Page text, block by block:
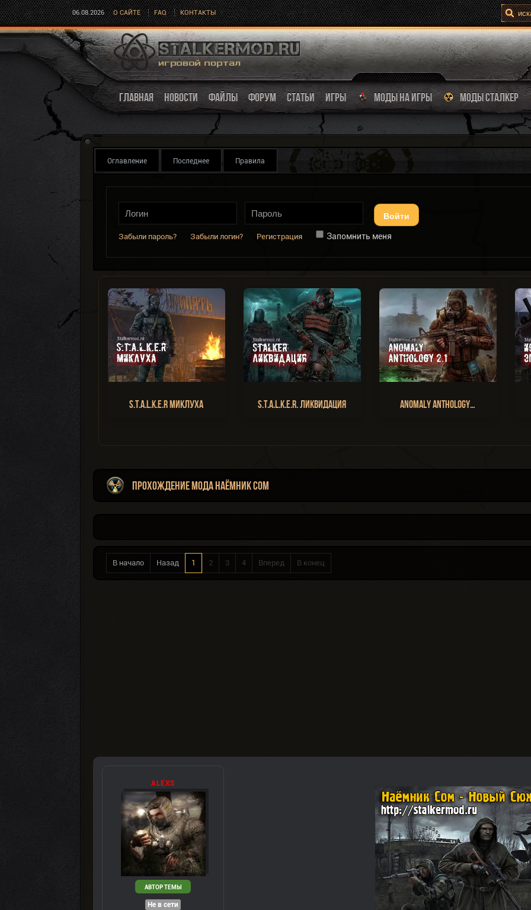
06.08.2026 О САЙТЕ FAQ КОНТАКТЫ
ГЛАВНАЯ НОВОСТИ ФАЙЛЫ ФОРУМ СТАТЬИ ИГРЫ МОДЫ НА ИГРЫ МОДЫ СТАЛКЕР
Оглавление Последнее Правила
Войти
Забыли пароль? Забыли логин? Регистрация Запомнить меня
S.T.A.L.K.E.R Миклуха S.T.A.L.K.E.R. Ликвидация Anomaly Anthology…
Прохождение мода Наёмник Сом
В начало Назад 1 2 3 4 Вперед В конец
ALEXS
АВТОР ТЕМЫ
Не в сети